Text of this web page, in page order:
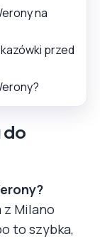
na
przed
do
Milano
to szybka,